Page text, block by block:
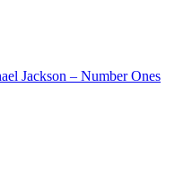
Jackson – Number Ones